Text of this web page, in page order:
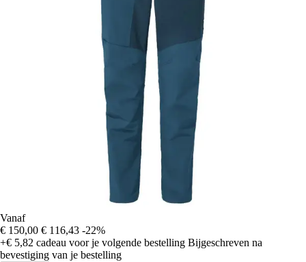
Vanaf
€ 150,00 € 116,43 -22%
+€ 5,82 cadeau voor je volgende bestelling Bijgeschreven na
bevestiging van je bestelling